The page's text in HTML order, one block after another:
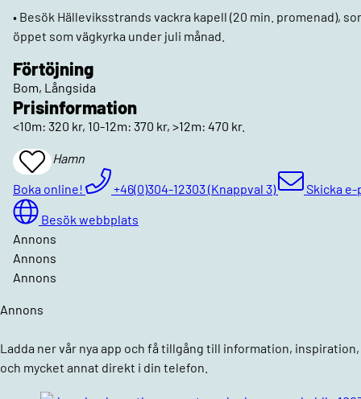
• Besök Hälleviksstrands vackra kapell (20 min. promenad),
öppet som vägkyrka under juli månad.
Förtöjning
Bom, Långsida
Prisinformation
<10m: 320 kr, 10-12m: 370 kr, >12m: 470 kr.
Add
To
Favrites
Strana Hamn
Boka online!
+46(0)304-12303 (Knappval 3)
Skicka
Besök webbplats
Annons
Annons
Annons
Annons
Ladda ner vår nya app och få tillgång till information,
och mycket annat direkt i din telefon.